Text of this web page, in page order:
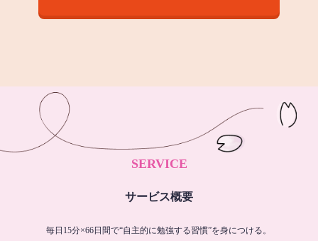
SERVICE
サービス概要
毎日15分×66日間で“自主的に勉強する習慣”を身につける。